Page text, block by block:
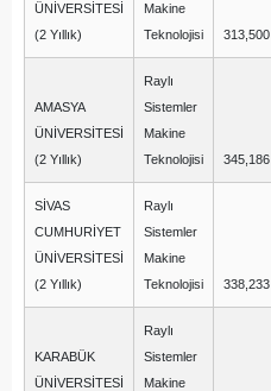
ÜNİVERSİTESİ
(2 Yıllık)
Makine
Teknolojisi
313,500
AMASYA
ÜNİVERSİTESİ
(2 Yıllık)
Raylı
Sistemler
Makine
Teknolojisi
345,186
SİVAS
CUMHURİYET
ÜNİVERSİTESİ
(2 Yıllık)
Raylı
Sistemler
Makine
Teknolojisi
338,233
KARABÜK
ÜNİVERSİTESİ
Raylı
Sistemler
Makine